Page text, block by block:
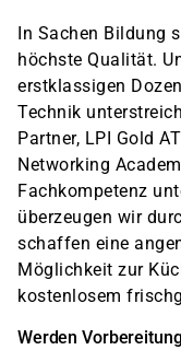
In Sachen Bildung
höchste Qualität.
erstklassigen
Technik
Partner, LPI Gold
Networking
Fachkompetenz
überzeugen wir
schaffen eine
Möglichkeit zur
kostenlosem
Werden